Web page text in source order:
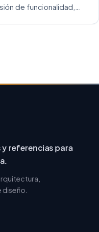
de funcionalidad,
y referencias para